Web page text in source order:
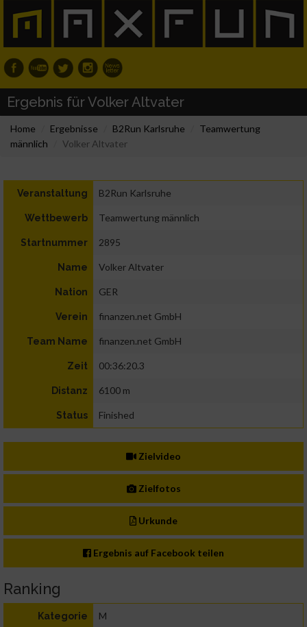
Ergebnis für Volker Altvater
Home Ergebnisse B2Run Karlsruhe
Teamwertung
männlich
Volker Altvater
Veranstaltung B2Run Karlsruhe
Wettbewerb Teamwertung männlich
Startnummer 2895
Name Volker Altvater
Nation GER
Verein finanzen.net GmbH
Team Name finanzen.net GmbH
Zeit 00:36:20.3
Distanz 6100 m
Status Finished
Zielvideo
Zielfotos
Urkunde
Ergebnis auf Facebook teilen
Ranking
Kategorie M